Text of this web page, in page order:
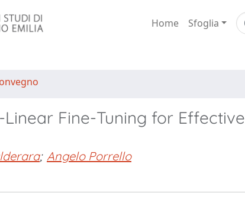
Home Sfoglia
Fine-Tuning for Effective
; Angelo Porrello